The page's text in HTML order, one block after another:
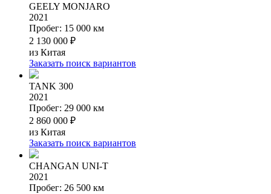
GEELY MONJARO
2021
Пробег: 15 000 км
2 130 000 ₽
из Китая
Заказать поиск вариантов
TANK 300
2021
Пробег: 29 000 км
2 860 000 ₽
из Китая
Заказать поиск вариантов
CHANGAN UNI-T
2021
Пробег: 26 500 км